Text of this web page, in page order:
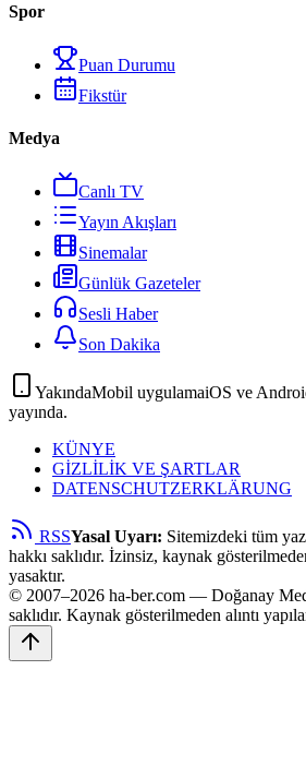
Spor
Puan Durumu
Fikstür
Medya
Canlı TV
Yayın Akışları
Sinemalar
Günlük Gazeteler
Sesli Haber
Son Dakika
YakındaMobil uygulamaiOS ve
yayında.
KÜNYE
GİZLİLİK VE ŞARTLAR
DATENSCHUTZERKLÄRUNG
RSSYasal Uyarı: Sitemizdeki tüm
hakkı saklıdır. İzinsiz, kaynak
yasaktır.
© 2007–2026 ha-ber.com — Doğanay
saklıdır. Kaynak gösterilmeden alıntı